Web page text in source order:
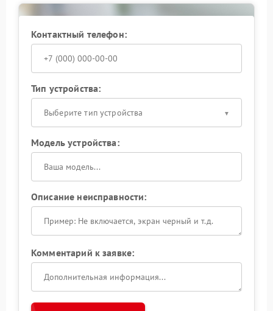
Контактный телефон:
Тип устройства:
Выберите тип устройства
Модель устройства:
Описание неисправности:
Комментарий к заявке: